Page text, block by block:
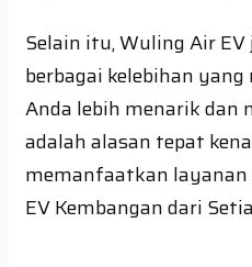
Selain itu, Wuling Air
berbagai kelebihan
Anda lebih menarik dan
adalah alasan tepat
memanfaatkan
EV Kembangan dari